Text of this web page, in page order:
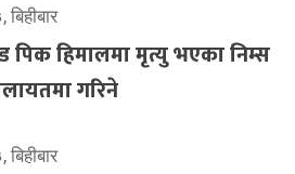
पिक हिमालमा मृत्यु भएका निम्स
गरिने